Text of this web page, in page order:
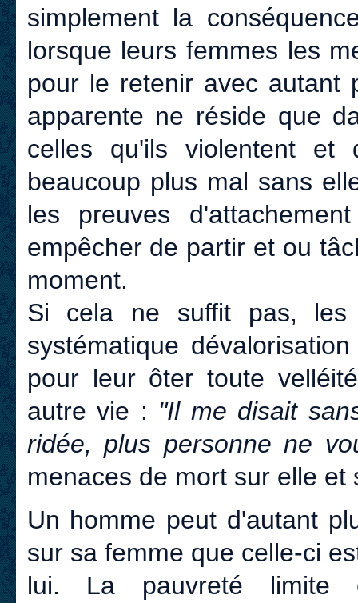
simplement la
lorsque leurs femmes les
pour le retenir avec autant
apparente ne réside que
celles qu'ils violentent
beaucoup plus mal sans
les preuves
empêcher de partir et ou
moment.
Si cela ne suffit pas, les
systématique
pour leur ôter toute
autre vie : "Il me disait
ridée, plus personne ne
menaces de mort sur elle et
Un homme peut d'autant
sur sa femme que celle-ci
lui. La pauvreté limite